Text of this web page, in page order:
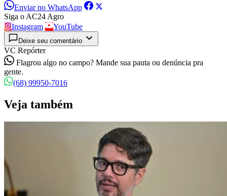
Enviar no WhatsApp
Siga o AC24 Agro
Instagram
YouTube
Deixe seu comentário
VC Repórter
Flagrou algo no campo? Mande sua pauta ou denúncia pra
gente.
(68) 99950-7016
Veja também